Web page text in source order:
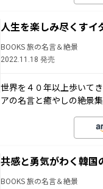
人生を楽しみ尽くすイ
BOOKS 旅の名言＆絶景
2022.11.18 発売
世界を４０年以上歩いて
アの名言と癒やしの絶景集
共感と勇気がわく韓国
BOOKS 旅の名言＆絶景